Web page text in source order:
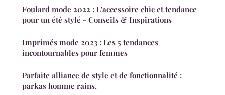
Foulard mode 2022 : L'accessoire chic et tendance
pour un été stylé - Conseils & Inspirations
Imprimés mode 2023 : Les 5 tendances
incontournables pour femmes
Parfaite alliance de style et de fonctionnalité :
parkas homme rains.